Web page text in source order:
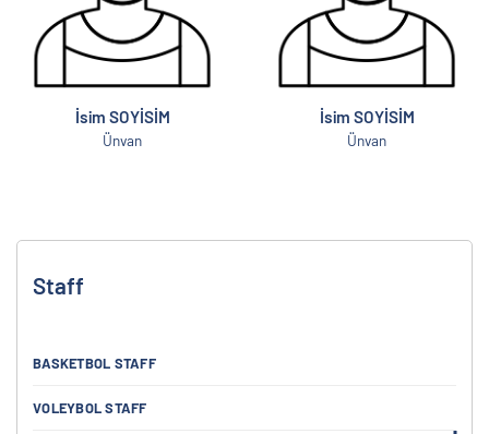
Staff
BASKETBOL STAFF
VOLEYBOL STAFF
İsim SOYİSİM
Ünvan
İsim SOYİSİM
Ünvan